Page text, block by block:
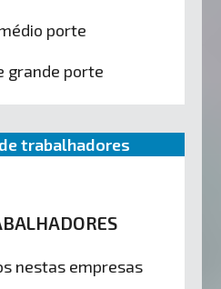
porte
grande porte
trabalhadores
nestas empresas